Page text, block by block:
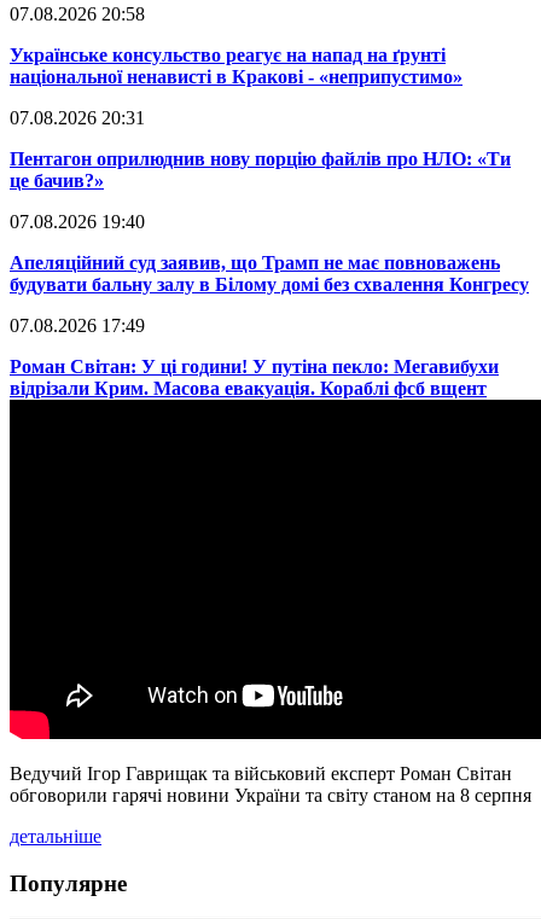
07.08.2026 20:58
​Українське консульство реагує на напад на ґрунті
національної ненависті в Кракові - «неприпустимо»
07.08.2026 20:31
​Пентагон оприлюднив нову порцію файлів про НЛО: «Ти
це бачив?»
07.08.2026 19:40
​Апеляційний суд заявив, що Трамп не має повноважень
будувати бальну залу в Білому домі без схвалення Конгресу
07.08.2026 17:49
​Роман Світан: У ці години! У путіна пекло: Мегавибухи
відрізали Крим. Масова евакуація. Кораблі фсб вщент
Ведучий Ігор Гаврищак та військовий експерт Роман Світан
обговорили гарячі новини України та світу станом на 8 серпня
детальніше
Популярне